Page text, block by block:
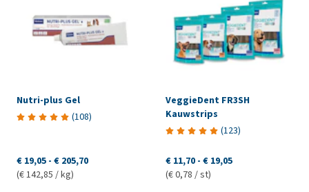
Nutri-plus Gel
(108)
€ 19,05 - € 205,70
(€ 142,85 / kg)
VeggieDent FR3SH
Kauwstrips
(123)
€ 11,70 - € 19,05
(€ 0,78 / st)